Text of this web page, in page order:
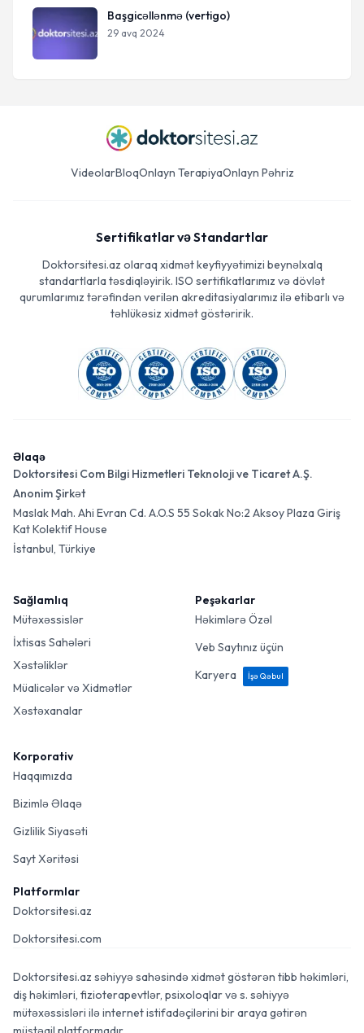
Başgicəllənmə (vertigo)
29 avq 2024
VideolarBloqOnlayn TerapiyaOnlayn Pəhriz
Sertifikatlar və Standartlar
Doktorsitesi.az olaraq xidmət keyfiyyətimizi beynəlxalq
standartlarla təsdiqləyirik. ISO sertifikatlarımız və dövlət
qurumlarımız tərəfindən verilən akreditasiyalarımız ilə etibarlı və
təhlükəsiz xidmət göstəririk.
Əlaqə
Doktorsitesi Com Bilgi Hizmetleri Teknoloji ve Ticaret A.Ş.
Anonim Şirkət
Maslak Mah. Ahi Evran Cd. A.O.S 55 Sokak No:2 Aksoy Plaza Giriş
Kat Kolektif House
İstanbul, Türkiye
Sağlamlıq
Mütəxəssislər
İxtisas Sahələri
Xəstəliklər
Müalicələr və Xidmətlər
Xəstəxanalar
Peşəkarlar
Həkimlərə Özəl
Veb Saytınız üçün
Karyera
İşə Qəbul
Korporativ
Haqqımızda
Bizimlə Əlaqə
Gizlilik Siyasəti
Sayt Xəritəsi
Platformlar
Doktorsitesi.az
Doktorsitesi.com
Doktorsitesi.az səhiyyə sahəsində xidmət göstərən tibb həkimləri,
diş həkimləri, fizioterapevtlər, psixoloqlar və s. səhiyyə
mütəxəssisləri ilə internet istifadəçilərini bir araya gətirən